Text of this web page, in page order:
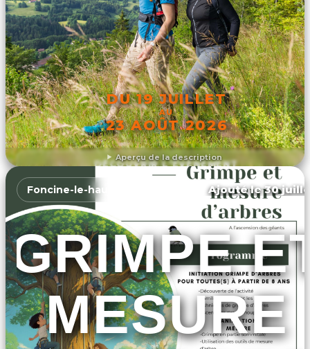
Aperçu de la description
DU 19 JUILLET
AU
23 AOÛT 2026
DÉCOUVRIR L'ÉVÉNEMENT
Foncine-le-haut Ajouté le 30
GRIMPE
MESURE